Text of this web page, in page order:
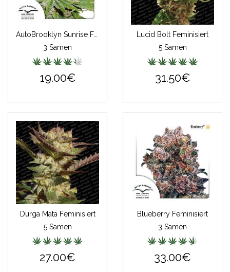
3 Samen
19.00€
Lucid Bolt Feminisiert
5 Samen
31.50€
Durga Mata Feminisiert
5 Samen
27.00€
Blueberry Feminisiert
3 Samen
33.00€